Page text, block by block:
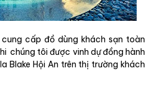
cấp đồ dùng khách sạn toàn
chúng tôi được vinh dự đồng hành
Blake Hội An trên thị trường khách